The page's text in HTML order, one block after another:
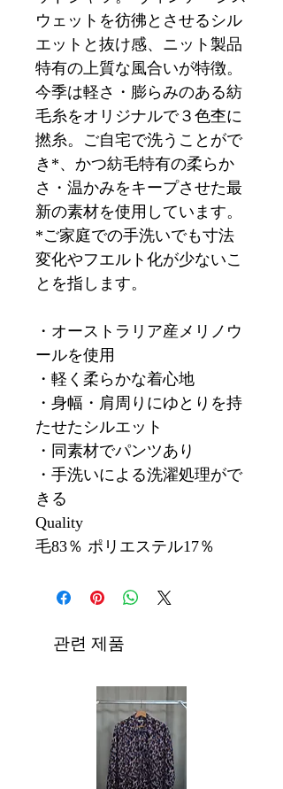
ウェットを彷彿とさせるシル
エットと抜け感、ニット製品
特有の上質な風合いが特徴。
今季は軽さ・膨らみのある紡
毛糸をオリジナルで３色杢に
撚糸。ご自宅で洗うことがで
き*、かつ紡毛特有の柔らか
さ・温かみをキープさせた最
新の素材を使用しています。
*ご家庭での手洗いでも寸法
変化やフエルト化が少ないこ
とを指します。
・オーストラリア産メリノウ
ールを使用
・軽く柔らかな着心地
・身幅・肩周りにゆとりを持
たせたシルエット
・同素材でパンツあり
・手洗いによる洗濯処理がで
きる
Quality
毛83％ ポリエステル17％
관련 제품